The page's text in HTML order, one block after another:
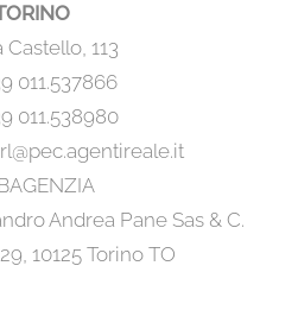
Castello, 113
011.537866
011.538980
Andrea Pane Sas & C.
10125 Torino TO